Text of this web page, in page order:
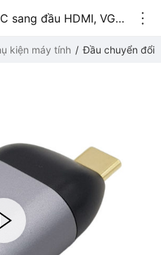
Đầu chuyển đổi Type-C sang đầu HDMI, VGA, DisplayPort, Mini DisplayPort 8K (VGA)
kiện máy tính Đầu chuyển đổi